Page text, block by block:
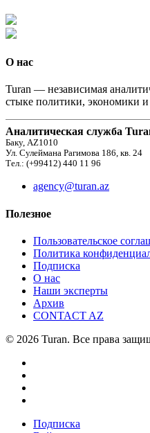
О нас
Turan — независимая
стыке политики, экономики и
Аналитическая служба
Баку, AZ1010
Ул. Сулеймана Рагимова 186, кв. 24
Тел.: (+99412) 440 11 96
agency@turan.az
Полезное
Пользовательское
Политика
Подписка
О нас
Наши эксперты
Архив
CONTACT AZ
© 2026 Turan. Все права
Подписка